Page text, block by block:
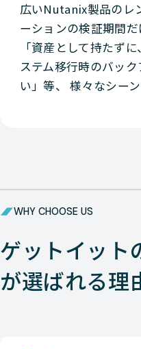
広いNutanix製品のレ
ーションの検証期間だ
「資産として持たず
ステム移行時のバッ
い」等、 様々なシー
WHY CHOOSE US
ゲットイット
が選ばれる理